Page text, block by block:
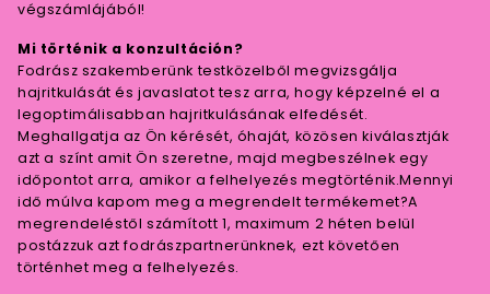
végszámlájából!
Mi történik a konzultáción?
Fodrász szakemberünk testközelből megvizsgálja
hajritkulását és javaslatot tesz arra, hogy képzelné el a
legoptimálisabban hajritkulásának elfedését.
Meghallgatja az Ön kérését, óhaját, közösen kiválasztják
azt a színt amit Ön szeretne, majd megbeszélnek egy
időpontot arra, amikor a felhelyezés megtörténik.Mennyi
idő múlva kapom meg a megrendelt termékemet?A
megrendeléstől számított 1, maximum 2 héten belül
postázzuk azt fodrászpartnerünknek, ezt követően
történhet meg a felhelyezés.